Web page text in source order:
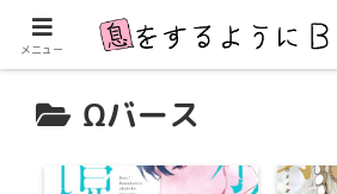
Ωバース
メニュー